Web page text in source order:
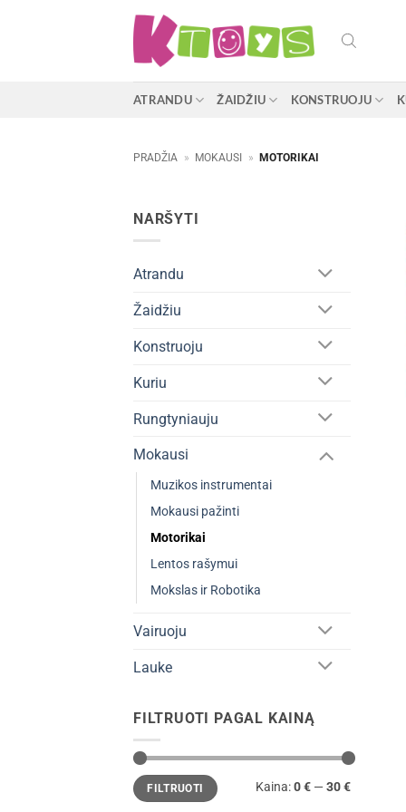
ATRANDU ŽAIDŽIU KONSTRUOJU
PRADŽIA » MOKAUSI » MOTORIKAI
NARŠYTI
Atrandu
Žaidžiu
Konstruoju
Kuriu
Rungtyniauju
Mokausi
Muzikos instrumentai
Mokausi pažinti
Motorikai
Lentos rašymui
Mokslas ir Robotika
Vairuoju
Lauke
FILTRUOTI PAGAL KAINĄ
Min
kaina
Maks
kainaFILTRUOTI Kaina:0 € — 30 €